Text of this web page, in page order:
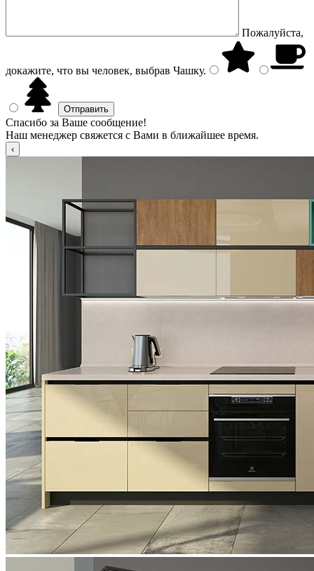
Пожалуйста,
докажите, что вы человек, выбрав Чашку.
Спасибо за Ваше сообщение!
Наш менеджер свяжется с Вами в ближайшее время.